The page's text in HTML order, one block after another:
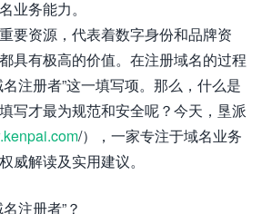
业务能力。
要资源，代表着数字身份和品牌资
具有极高的价值。在注册域名的过程
注册者”这一填写项。那么，什么是
写才最为规范和安全呢？今天，垦派
/），一家专注于域名业务
威解读及实用建议。
注册者”？